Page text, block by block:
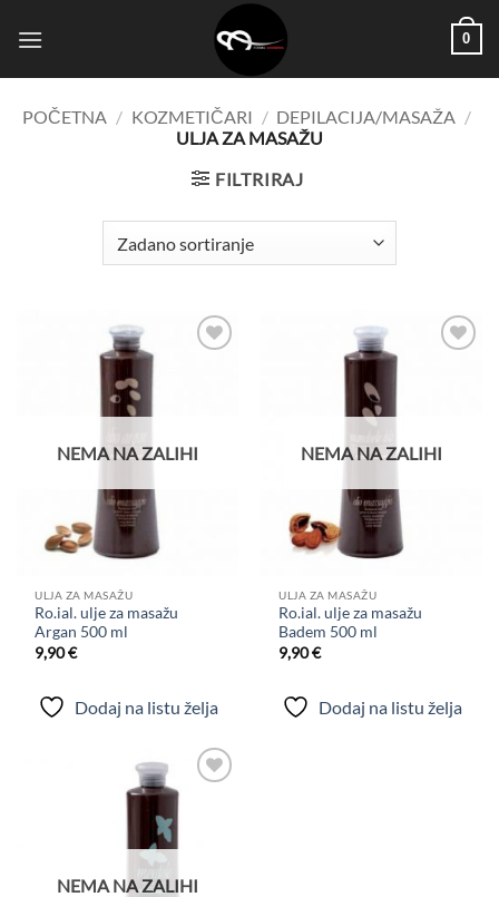
0
POČETNA / KOZMETIČARI / DEPILACIJA/MASAŽA /
ULJA ZA MASAŽU
FILTRIRAJ
NEMA NA ZALIHI
ULJA ZA MASAŽU
Ro.ial. ulje za masažu
Argan 500 ml
9,90€
Dodaj na listu želja
NEMA NA ZALIHI
ULJA ZA MASAŽU
Ro.ial. ulje za masažu
Badem 500 ml
9,90€
Dodaj na listu želja
NEMA NA ZALIHI